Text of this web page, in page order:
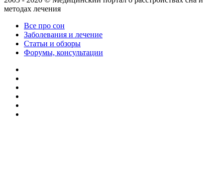
методах лечения
Все про сон
Заболевания и лечение
Статьи и обзоры
Форумы, консультации